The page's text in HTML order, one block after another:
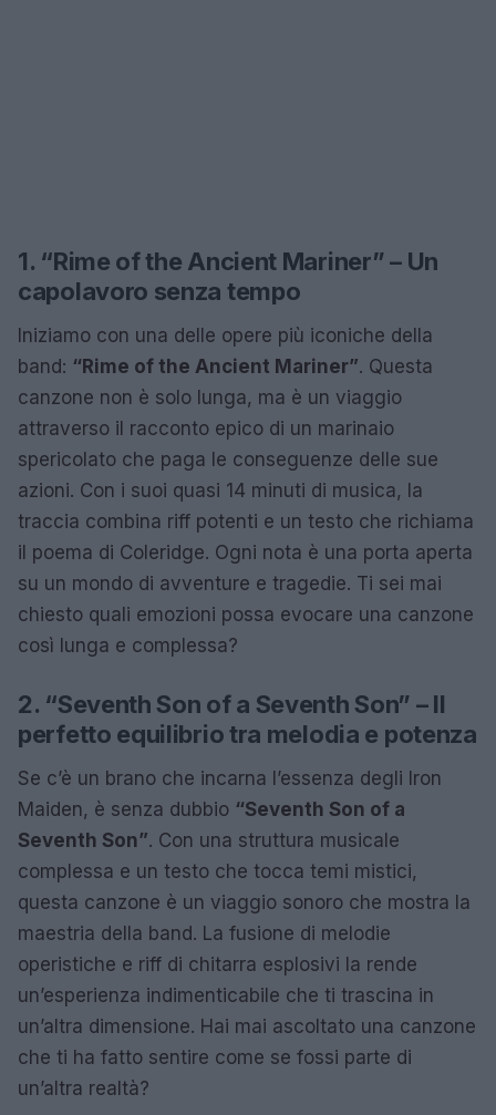
1. “Rime of the Ancient Mariner” – Un
capolavoro senza tempo
Iniziamo con una delle opere più iconiche della
band: “Rime of the Ancient Mariner”. Questa
canzone non è solo lunga, ma è un viaggio
attraverso il racconto epico di un marinaio
spericolato che paga le conseguenze delle sue
azioni. Con i suoi quasi 14 minuti di musica, la
traccia combina riff potenti e un testo che richiama
il poema di Coleridge. Ogni nota è una porta aperta
su un mondo di avventure e tragedie. Ti sei mai
chiesto quali emozioni possa evocare una canzone
così lunga e complessa?
2. “Seventh Son of a Seventh Son” – Il
perfetto equilibrio tra melodia e potenza
Se c’è un brano che incarna l’essenza degli Iron
Maiden, è senza dubbio “Seventh Son of a
Seventh Son”. Con una struttura musicale
complessa e un testo che tocca temi mistici,
questa canzone è un viaggio sonoro che mostra la
maestria della band. La fusione di melodie
operistiche e riff di chitarra esplosivi la rende
un’esperienza indimenticabile che ti trascina in
un’altra dimensione. Hai mai ascoltato una canzone
che ti ha fatto sentire come se fossi parte di
un’altra realtà?